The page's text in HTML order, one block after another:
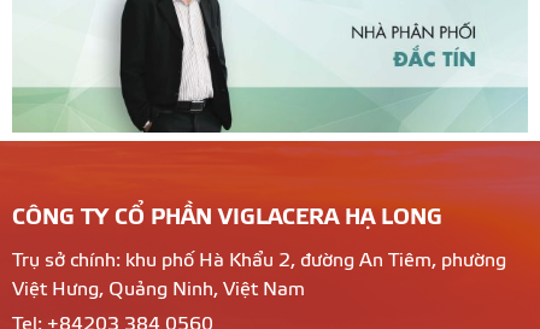
CÔNG TY CỔ PHẦN VIGLACERA HẠ LONG
Trụ sở chính: khu phố Hà Khẩu 2, đường An Tiêm, phường
Việt Hưng, Quảng Ninh, Việt Nam
Tel: +84203 384 0560